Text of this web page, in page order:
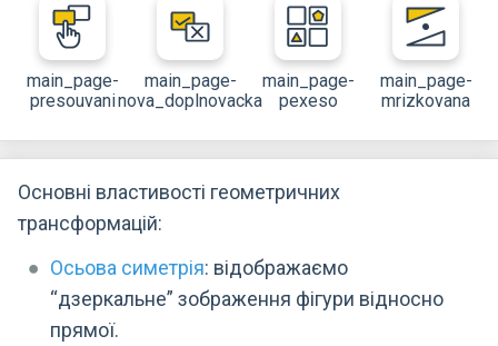
main_page-
presouvani
main_page-
nova_doplnovacka
main_page-
pexeso
main_page-
mrizkovana
Основні властивості геометричних
трансформацій:
Осьова симетрія: відображаємо
“дзеркальне” зображення фігури відносно
прямої.